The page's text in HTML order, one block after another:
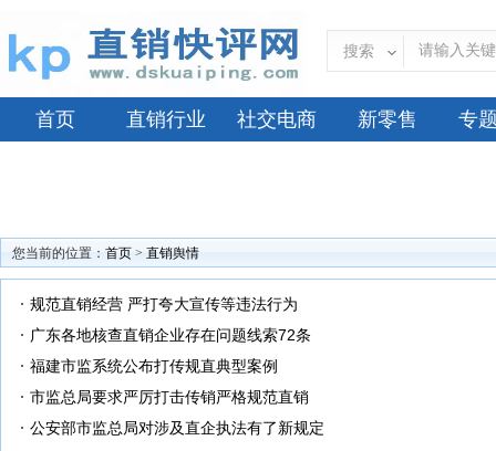
搜索
首页 直销行业 社交电商 新零售 专
您当前的位置： 首页 > 直销舆情
规范直销经营 严打夸大宣传等违法行为
广东各地核查直销企业存在问题线索72条
福建市监系统公布打传规直典型案例
市监总局要求严厉打击传销严格规范直销
公安部市监总局对涉及直企执法有了新规定